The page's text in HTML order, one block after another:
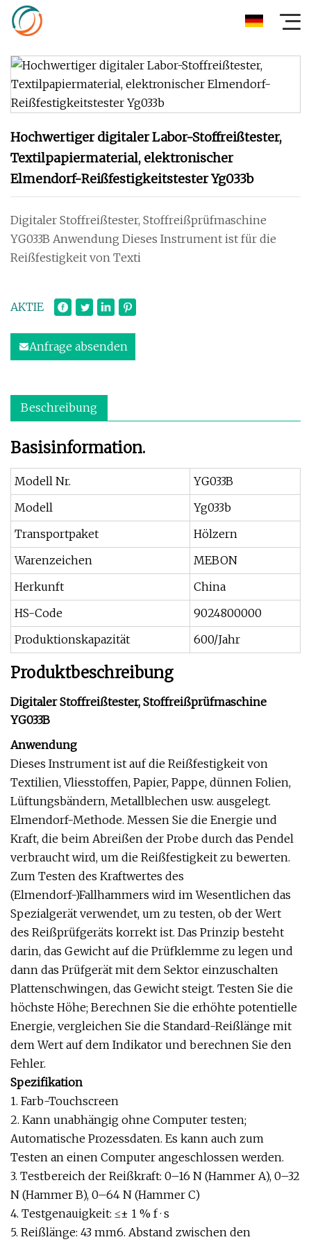
Hochwertiger digitaler Labor-Stoffreißtester,
Textilpapiermaterial, elektronischer
Elmendorf-Reißfestigkeitstester Yg033b
Digitaler Stoffreißtester, Stoffreißprüfmaschine
YG033B Anwendung Dieses Instrument ist für die
Reißfestigkeit von Texti
AKTIE
Anfrage absenden
Beschreibung
Basisinformation.
Modell Nr.
YG033B
Modell
Yg033b
Transportpaket
Hölzern
Warenzeichen
MEBON
Herkunft
China
HS-Code
9024800000
Produktionskapazität
600/Jahr
Produktbeschreibung
Digitaler Stoffreißtester, Stoffreißprüfmaschine
YG033B
Anwendung
Dieses Instrument ist auf die Reißfestigkeit von
Textilien, Vliesstoffen, Papier, Pappe, dünnen Folien,
Lüftungsbändern, Metallblechen usw. ausgelegt.
Elmendorf-Methode. Messen Sie die Energie und
Kraft, die beim Abreißen der Probe durch das Pendel
verbraucht wird, um die Reißfestigkeit zu bewerten.
Zum Testen des Kraftwertes des
(Elmendorf-)Fallhammers wird im Wesentlichen das
Spezialgerät verwendet, um zu testen, ob der Wert
des Reißprüfgeräts korrekt ist. Das Prinzip besteht
darin, das Gewicht auf die Prüfklemme zu legen und
dann das Prüfgerät mit dem Sektor einzuschalten
Plattenschwingen, das Gewicht steigt. Testen Sie die
höchste Höhe; Berechnen Sie die erhöhte potentielle
Energie, vergleichen Sie die Standard-Reißlänge mit
dem Wert auf dem Indikator und berechnen Sie den
Fehler.
Spezifikation
1. Farb-Touchscreen
2. Kann unabhängig ohne Computer testen;
Automatische Prozessdaten. Es kann auch zum
Testen an einen Computer angeschlossen werden.
3. Testbereich der Reißkraft: 0–16 N (Hammer A), 0–32
N (Hammer B), 0–64 N ​​(Hammer C)
4. Testgenauigkeit: ≤± 1 % f · s
5. Reißlänge: 43 mm6. Abstand zwischen den